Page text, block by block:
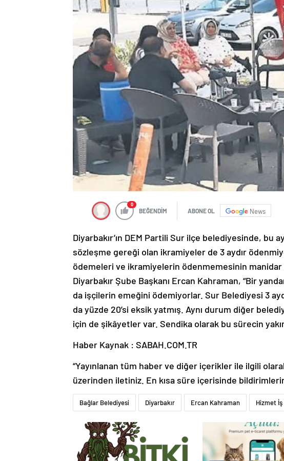
0
BEĞENDİM ABONE OL News
Diyarbakır’ın DEM Partili Sur ilçe belediyesinde, bu
sözleşme gereği olan ikramiyeler de 3 aydır
ödemeleri ve ikramiyelerin ödenmemesinin
Diyarbakır Şube Başkanı Ercan Kahraman, “Bir
da işçilerin emeğini ödemiyorlar. Sur Belediyesi 3
da yüzde 20’si eksik yatmış. Aynı durum diğer
için de şikâyetler var. Sendika olarak bu sürecin
Haber Kaynak : SABAH.COM.TR
“Yayınlanan tüm haber ve diğer içerikler ile ilgili
üzerinden iletiniz. En kısa süre içerisinde
Bağlar Belediyesi Diyarbakır Ercan Kahraman Hizmet İş